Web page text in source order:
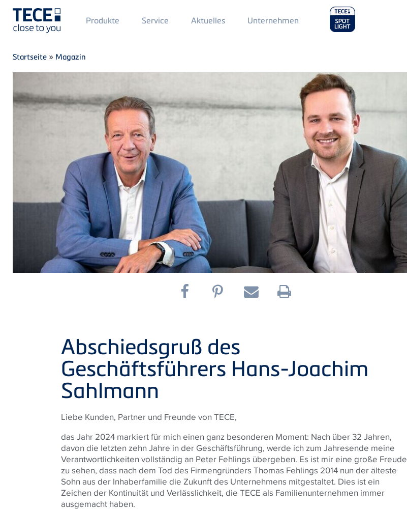
Direkt zum Inhalt
Main
Menü
Produkte Service Aktuelles Main
Menu
Unternehmen
Breadcrumb
Startseite » Magazin
Abschiedsgruß des
Geschäftsführers Hans-Joachim
Sahlmann
Liebe Kunden, Partner und Freunde von TECE,
das Jahr 2024 markiert für mich einen ganz besonderen Moment: Nach über 32 Jahren,
davon die letzten zehn Jahre in der Geschäftsführung, werde ich zum Jahresende meine
Verantwortlichkeiten vollständig an Peter Fehlings übergeben. Es ist mir eine große Freude
zu sehen, dass nach dem Tod des Firmengründers Thomas Fehlings 2014 nun der älteste
Sohn aus der Inhaberfamilie die Zukunft des Unternehmens mitgestaltet. Dies ist ein
Zeichen der Kontinuität und Verlässlichkeit, die TECE als Familienunternehmen immer
ausgemacht haben.